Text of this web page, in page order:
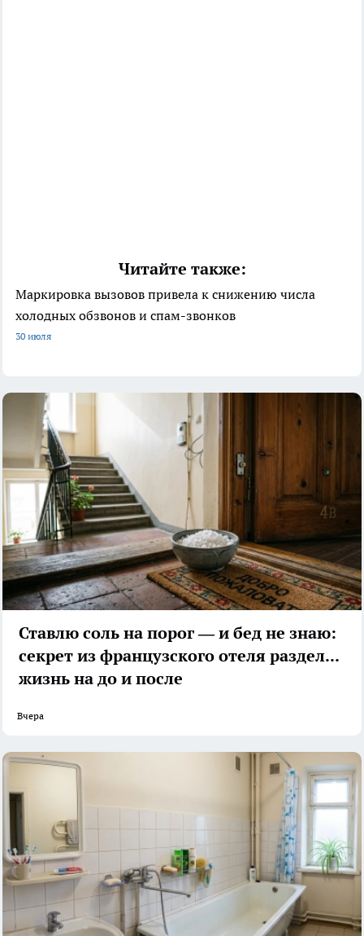
Читайте также:
Маркировка вызовов привела к снижению числа
холодных обзвонов и спам-звонков
30 июля
Ставлю соль на порог — и бед не знаю:
секрет из французского отеля разделил
жизнь на до и после
Вчера